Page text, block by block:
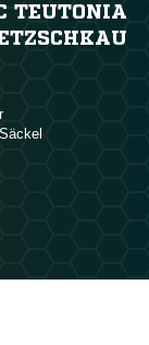
TEUTONIA